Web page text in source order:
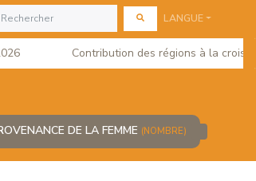
LANGUE
Contribution des régions à la
DE LA FEMME (NOMBRE)